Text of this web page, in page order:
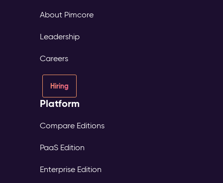
About Pimcore
Leadership
Careers
Hiring
Platform
Compare Editions
PaaS Edition
Enterprise Edition